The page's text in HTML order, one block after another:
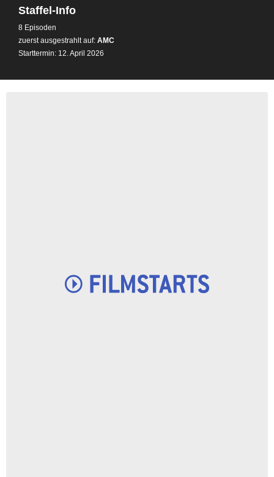
Staffel-Info
8 Episoden
zuerst ausgestrahlt auf: AMC
Starttermin: 12. April 2026